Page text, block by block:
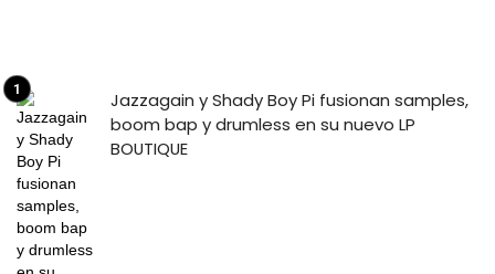
Jazzagain y Shady Boy Pi fusionan samples,
boom bap y drumless en su nuevo LP
BOUTIQUE